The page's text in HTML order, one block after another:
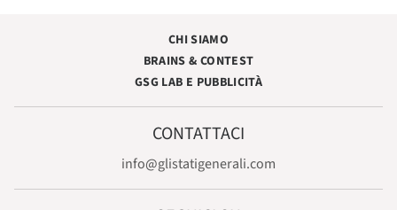
CHI SIAMO
BRAINS & CONTEST
GSG LAB E PUBBLICITÀ
CONTATTACI
info@glistatigenerali.com